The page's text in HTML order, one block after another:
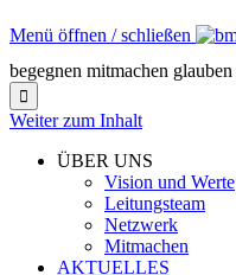
Menü öffnen / schließen
begegnen mitmachen glauben

Weiter zum Inhalt
ÜBER UNS
Vision und Werte
Leitungsteam
Netzwerk
Mitmachen
AKTUELLES